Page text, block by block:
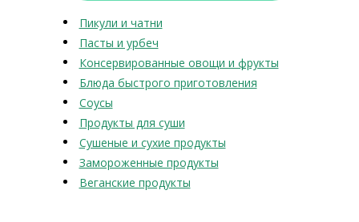
Пикули и чатни
Пасты и урбеч
Консервированные овощи и фрукты
Блюда быстрого приготовления
Соусы
Продукты для суши
Сушеные и сухие продукты
Замороженные продукты
Веганские продукты